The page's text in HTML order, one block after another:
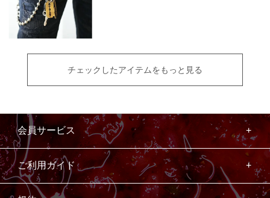
チェックしたアイテムをもっと見る
会員サービス
ご利用ガイド